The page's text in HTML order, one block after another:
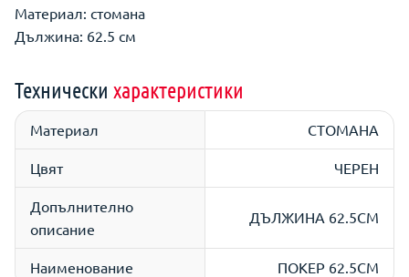
Материал: стомана
Дължина: 62.5 см
Технически характеристики
Материал СТОМАНА
Цвят ЧЕРЕН
Допълнително
описание
ДЪЛЖИНА 62.5СМ
Наименование ПОКЕР 62.5CM